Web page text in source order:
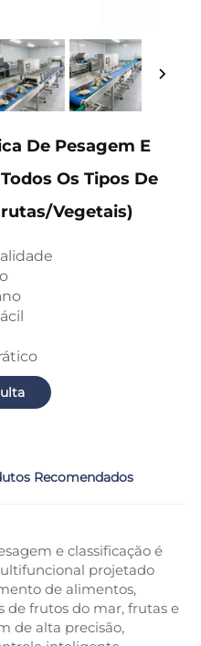
De Pesagem E
Os Tipos De
vegetais)
Recomendados
e classificação é
projetado
de alimentos,
de frutos do mar, frutas e
de alta precisão,